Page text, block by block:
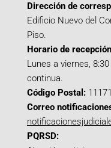
Dirección de
Edificio Nuevo del
Piso.
Horario de
Lunes a viernes,
continua.
Código Postal:
Correo
PQRSD: